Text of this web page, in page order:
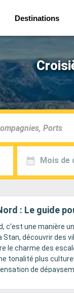
Destinations
Mois de
: Le guide
c’est une manière
Stan, découvrir des
le charme des
tonalité plus
de